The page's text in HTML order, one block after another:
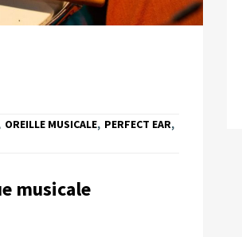
OREILLE MUSICALE, PERFECT EAR,
musicale